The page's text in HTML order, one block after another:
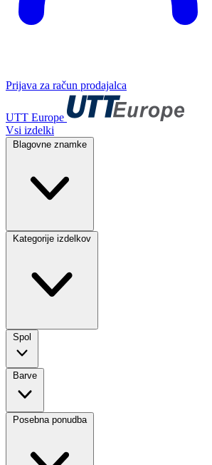
Prijava za račun prodajalca
UTT Europe
Vsi izdelki
Blagovne znamke
Kategorije izdelkov
Spol
Barve
Posebna ponudba